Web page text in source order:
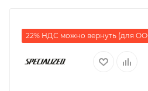
22% НДС можно вернуть (для